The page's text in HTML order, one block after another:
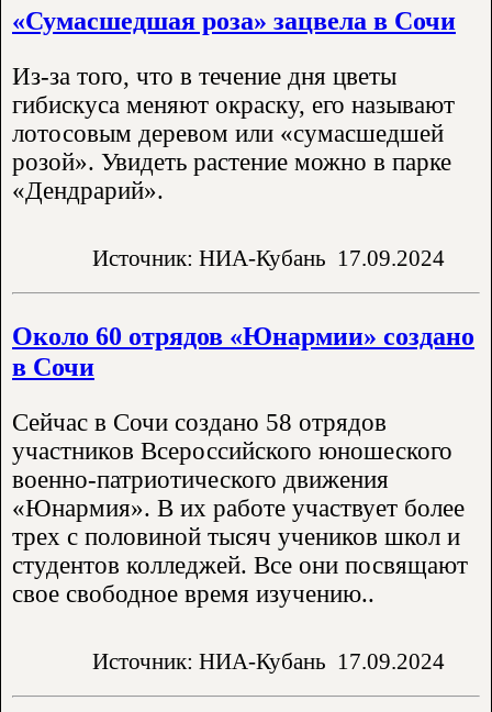
«Сумасшедшая роза» зацвела в Сочи
Из-за того, что в течение дня цветы
гибискуса меняют окраску, его называют
лотосовым деревом или «сумасшедшей
розой». Увидеть растение можно в парке
«Дендрарий».
Источник: НИА-Кубань 17.09.2024
Около 60 отрядов «Юнармии» создано
в Сочи
Сейчас в Сочи создано 58 отрядов
участников Всероссийского юношеского
военно-патриотического движения
«Юнармия». В их работе участвует более
трех с половиной тысяч учеников школ и
студентов колледжей. Все они посвящают
свое свободное время изучению..
Источник: НИА-Кубань 17.09.2024